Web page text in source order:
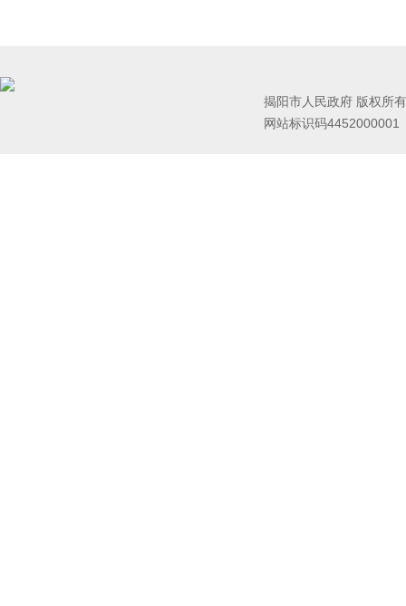
揭阳市人民政府 版权所
网站标识码